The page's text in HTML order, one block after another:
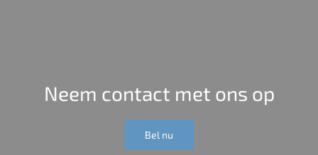
Neem contact met ons op
Bel nu